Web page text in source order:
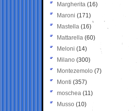
Margherita (16)
Maroni (171)
Mastella (16)
Mattarella (60)
Meloni (14)
Milano (300)
Montezemolo (7)
Monti (357)
moschea (11)
Musso (10)